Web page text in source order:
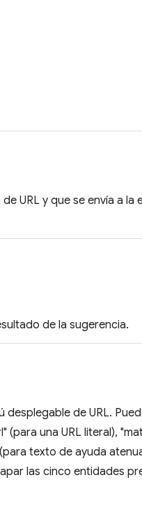
URL y que se envía a
de la sugerencia.
desplegable de URL.
(para una URL literal),
texto de ayuda
las cinco entidades